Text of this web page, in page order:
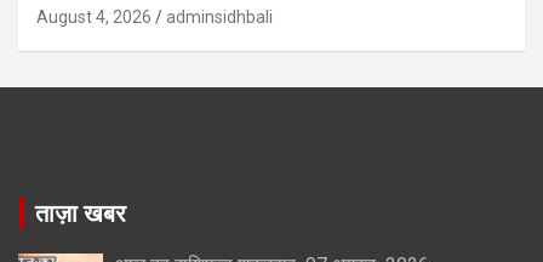
August 4, 2026 adminsidhbali
ताज़ा खबर